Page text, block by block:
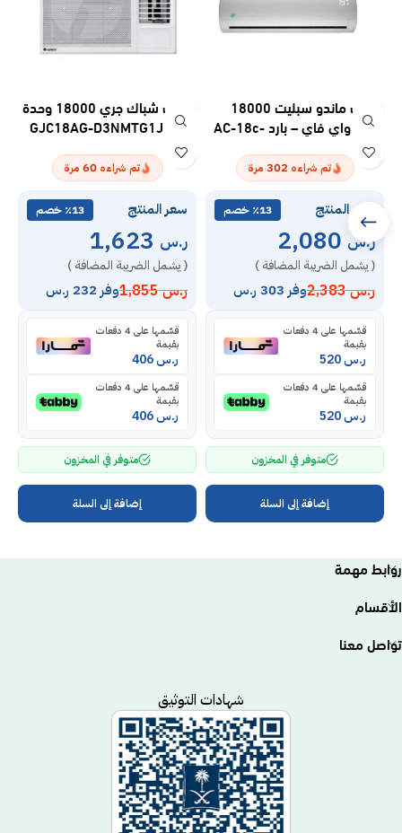
مكيف ماندو سبليت 18000
وحدة واي فاي – بارد AC-18c-
T7
تم شراءه302 مرة
سعر المنتج ٪13 خصم
ر.س
( يشمل الضريبة المضافة )
ر.س2,383 وفر 303 ر.س
قسّمها على 4 دفعات
بقيمة
ر.س
قسّمها على 4 دفعات
بقيمة
ر.س
متوفر في المخزون
إضافة إلى السلة
مكيف شباك جري 18000 وحدة
– بارد GJC18AG-D3NMTG1J
تم شراءه60 مرة
سعر المنتج ٪13 خصم
ر.س
( يشمل الضريبة المضافة )
ر.س1,855 وفر 232 ر.س
قسّمها على 4 دفعات
بقيمة
ر.س406
قسّمها على 4 دفعات
بقيمة
ر.س406
متوفر في المخزون
إضافة إلى السلة
روابط مهمة
الأقسام
تواصل معنا
شهادات التوثيق